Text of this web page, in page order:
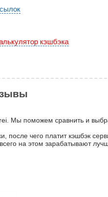
кэшбэка
Мы поможем сравнить и
после чего платит кэшбэк
на этом зарабатывают